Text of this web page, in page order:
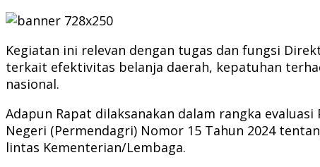
Kegiatan ini relevan dengan tugas dan fungsi
terkait efektivitas belanja daerah, kepatuhan
nasional.
Adapun Rapat dilaksanakan dalam rangka
Negeri (Permendagri) Nomor 15 Tahun 2024
lintas Kementerian/Lembaga.